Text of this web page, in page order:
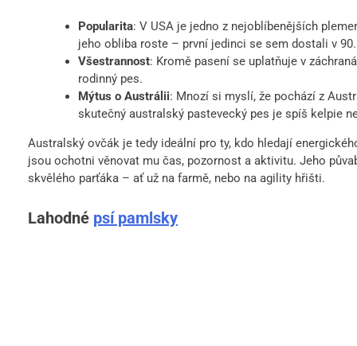
Popularita: V USA je jedno z nejoblíbenějších
jeho obliba roste – první jedinci se sem dostali v
Všestrannost: Kromě pasení se uplatňuje v
rodinný pes.
Mýtus o Austrálii: Mnozí si myslí, že pochází z
skutečný australský pastevecký pes je spíš kelpie
Australský ovčák je tedy ideální pro ty, kdo hledají
jsou ochotni věnovat mu čas, pozornost a aktivitu. Jeho
skvělého parťáka – ať už na farmě, nebo na agility hřišti.
Lahodné psí pamlsky